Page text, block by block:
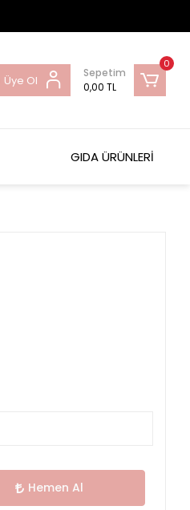
Üye Ol
0
Sepetim
0,00 TL
GIDA ÜRÜNLERİ
Hemen Al